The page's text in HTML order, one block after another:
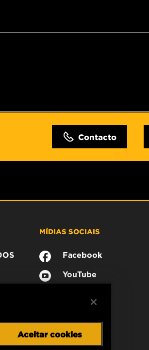
Contacto
MÍDIAS SOCIAIS
Facebook
YouTube
Aceitar cookies